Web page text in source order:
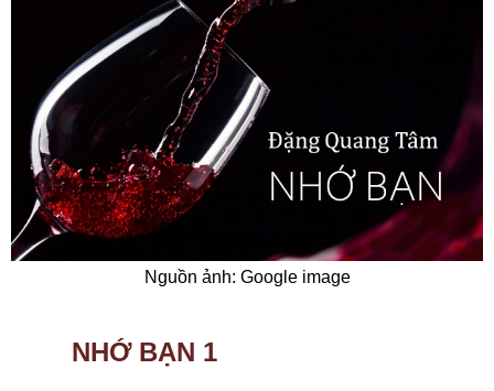
Nguồn ảnh: Google image
NHỚ BẠN 1